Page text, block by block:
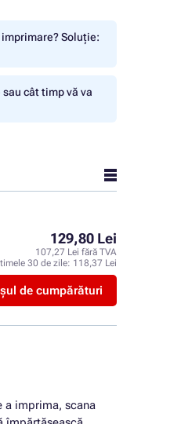
Soluție:
cât timp vă va
129,80 Lei
107,27 Lei fără TVA
30 de zile: 118,37 Lei
de cumpărături
a imprima, scana